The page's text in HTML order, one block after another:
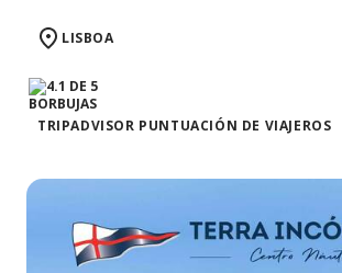
LISBOA
TRIPADVISOR PUNTUACIÓN DE VIAJEROS